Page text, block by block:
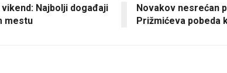
Najbolji događaji
mestu
Novakov nesrećan
Prižmićeva pobeda